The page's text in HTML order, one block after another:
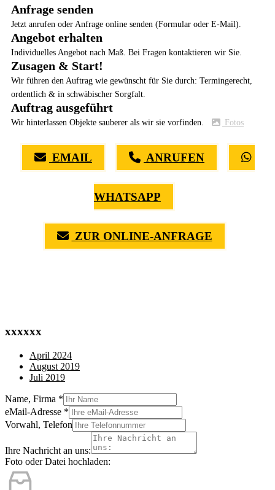
Anfrage senden
Jetzt anrufen oder Anfrage online senden (Formular oder E-Mail).
Angebot erhalten
Individuelles Angebot nach Maß. Bei Fragen kontaktieren wir Sie.
Zusagen & Start!
Wir führen den Auftrag wie gewünscht für Sie durch: Termingerecht,
ordentlich & in schwäbischer Sorgfalt.
Auftrag ausgeführt
Wir hinterlassen Objekte sauberer als wir sie vorfinden. Fotos
EMAIL ANRUFEN
WHATSAPP
ZUR ONLINE-ANFRAGE
xxxxxx
April 2024
August 2019
Juli 2019
Name, Firma *
eMail-Adresse *
Vorwahl, Telefon
Ihre Nachricht an uns:
Foto oder Datei hochladen: